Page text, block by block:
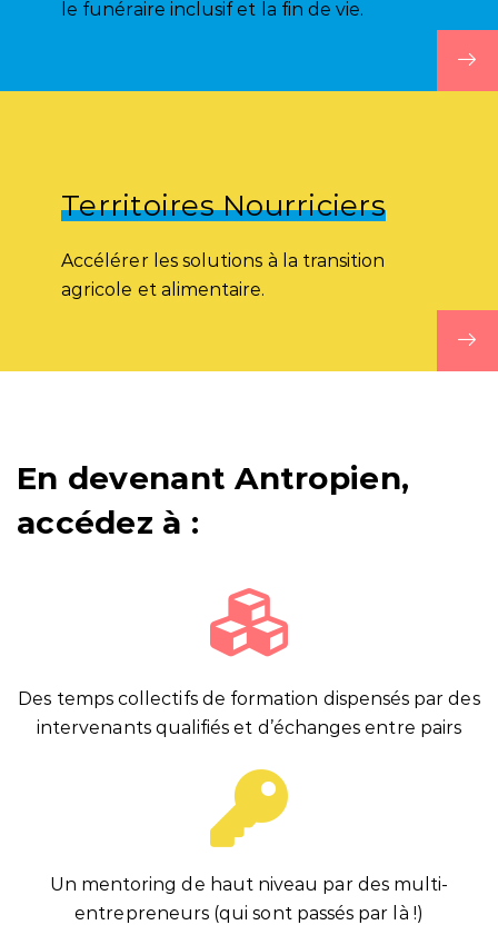
le funéraire inclusif et la fin de vie.
Territoires Nourriciers
Accélérer les solutions à la transition
agricole et alimentaire.
En devenant Antropien,
accédez à :
Des temps collectifs de formation dispensés par des
intervenants qualifiés et d’échanges entre pairs
Un mentoring de haut niveau par des multi-
entrepreneurs (qui sont passés par là !)